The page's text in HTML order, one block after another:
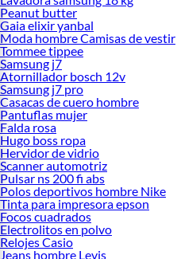
Peanut butter
Gaia elixir yanbal
Moda hombre Camisas de vestir
Tommee tippee
Samsung j7
Atornillador bosch 12v
Samsung j7 pro
Casacas de cuero hombre
Pantuflas mujer
Falda rosa
Hugo boss ropa
Hervidor de vidrio
Scanner automotriz
Pulsar ns 200 fi abs
Polos deportivos hombre Nike
Tinta para impresora epson
Focos cuadrados
Electrolitos en polvo
Relojes Casio
Jeans hombre Levis